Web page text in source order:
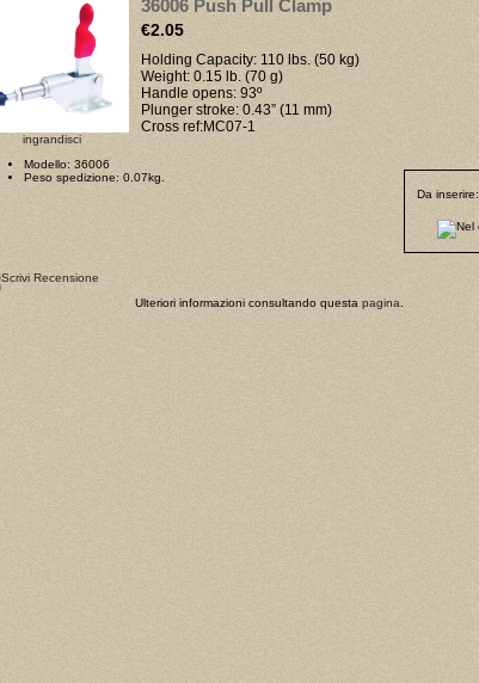
ingrandisci
36006 Push Pull Clamp
€2.05
Holding Capacity: 110 lbs. (50 kg)
Weight: 0.15 lb. (70 g)
Handle opens: 93º
Plunger stroke: 0.43” (11 mm)
Cross ref:MC07-1
Da inserire:
Modello: 36006
Peso spedizione: 0.07kg.
Ulteriori informazioni consultando questa pagina